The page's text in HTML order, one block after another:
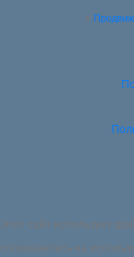
Этот сайт использует
соглашаетесь на